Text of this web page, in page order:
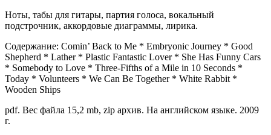
Ноты, табы для гитары, партия голоса, вокальный
подстрочник, аккордовые диаграммы, лирика.
Содержание: Comin’ Back to Me * Embryonic Journey * Good
Shepherd * Lather * Plastic Fantastic Lover * She Has Funny Cars
* Somebody to Love * Three-Fifths of a Mile in 10 Seconds *
Today * Volunteers * We Can Be Together * White Rabbit *
Wooden Ships
pdf. Вес файла 15,2 mb, zip архив. На английском языке. 2009
г.